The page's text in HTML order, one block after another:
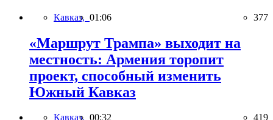
Кавказ, 01:06 377
«Маршрут Трампа» выходит на
местность: Армения торопит
проект, способный изменить
Южный Кавказ
Кавказ, 00:32 419